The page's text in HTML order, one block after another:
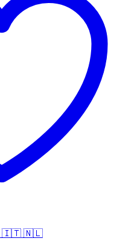
🇮🇹 🇳🇱